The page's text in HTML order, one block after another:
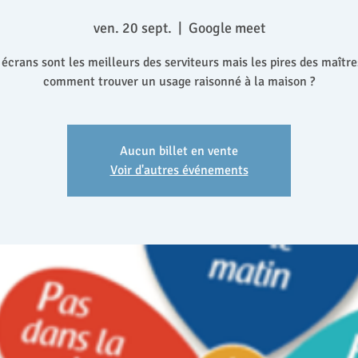
ven. 20 sept. Google meet
sont les meilleurs des serviteurs mais les pires des
comment trouver un usage raisonné à la maison ?
Aucun billet en vente
Voir d'autres événements